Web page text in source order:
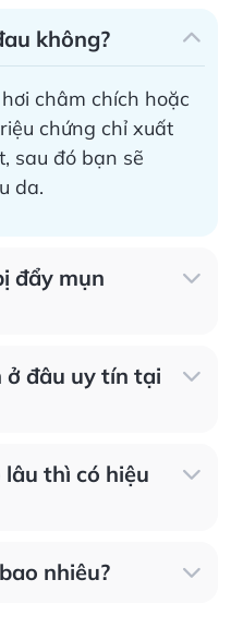
không?
châm chích hoặc
chứng chỉ xuất
sau đó bạn sẽ
da.
đẩy mụn
ở đâu uy tín tại
thì có hiệu
nhiêu?